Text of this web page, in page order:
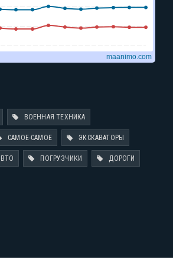
ВОЕННАЯ ТЕХНИКА
САМОЕ-САМОЕ ЭКСКАВАТОРЫ
ПОГРУЗЧИКИ ДОРОГИ